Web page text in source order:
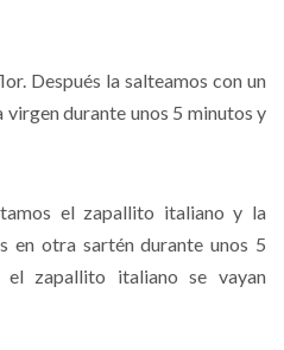
Después la salteamos con un
durante unos 5 minutos y
el zapallito italiano y la
en otra sartén durante unos 5
zapallito italiano se vayan